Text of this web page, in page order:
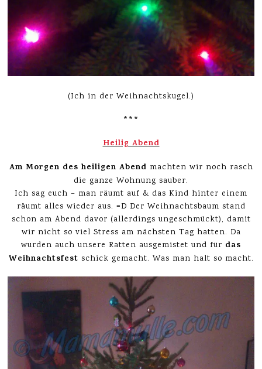
(Ich in der Weihnachtskugel.)
***
Heilig Abend
Am Morgen des heiligen Abend machten wir noch rasch
die ganze Wohnung sauber.
Ich sag euch – man räumt auf & das Kind hinter einem
räumt alles wieder aus. =D Der Weihnachtsbaum stand
schon am Abend davor (allerdings ungeschmückt), damit
wir nicht so viel Stress am nächsten Tag hatten. Da
wurden auch unsere Ratten ausgemistet und für das
Weihnachtsfest schick gemacht. Was man halt so macht.